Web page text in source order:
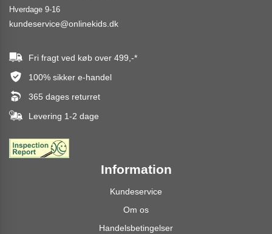
Hverdage 9-16
kundeservice@onlinekids.dk
Fri fragt ved køb over 499,-*
100% sikker e-handel
365 dages returret
Levering 1-2 dage
Information
Kundeservice
Om os
Handelsbetingelser